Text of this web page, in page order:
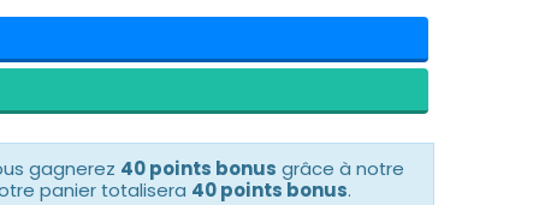
gagnerez 40 points bonus grâce à notre
panier totalisera 40 points bonus.